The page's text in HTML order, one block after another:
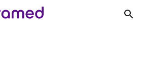
Skip to navigation